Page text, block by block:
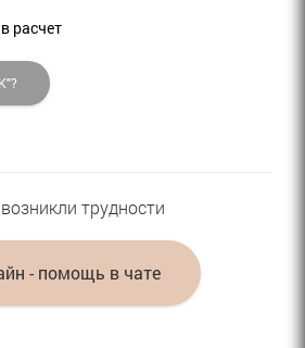
расчет
трудности
- помощь в чате